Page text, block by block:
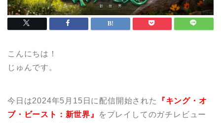
こんにちは！
じゅんです。
今日は2024年5月15日に配信開始された
『キング・オ
ブ・ビースト：新世界』
をプレイしてのガチレビュー